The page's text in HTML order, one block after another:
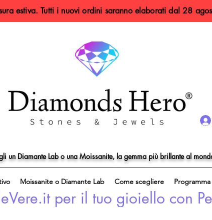
estiva. Tutti i nuovi ordini saranno elaborati dal 28
un Diamante Lab o una Moissanite, la gemma più brillante al
Moissanite o Diamante Lab Come scegliere
per il tuo gioiello con